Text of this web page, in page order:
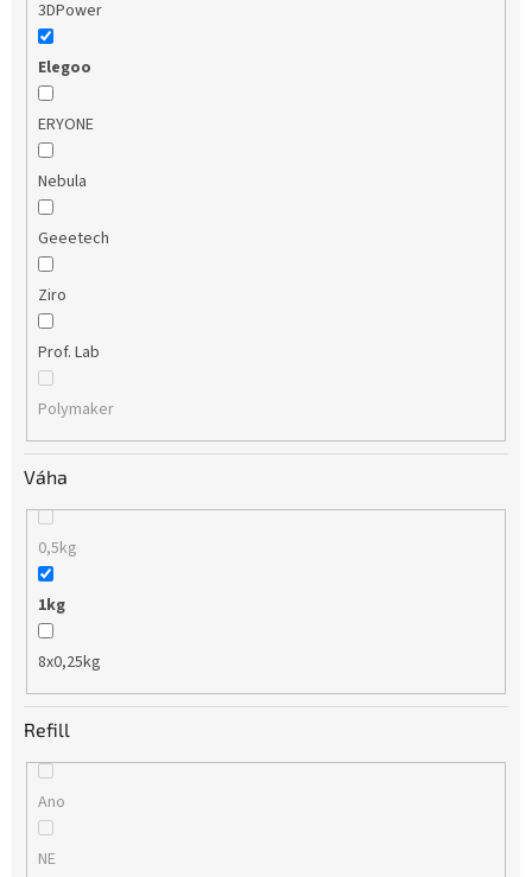
3DPower
Elegoo
ERYONE
Nebula
Geeetech
Ziro
Prof. Lab
Polymaker
Váha
0,5kg
1kg
8x0,25kg
Refill
Ano
NE